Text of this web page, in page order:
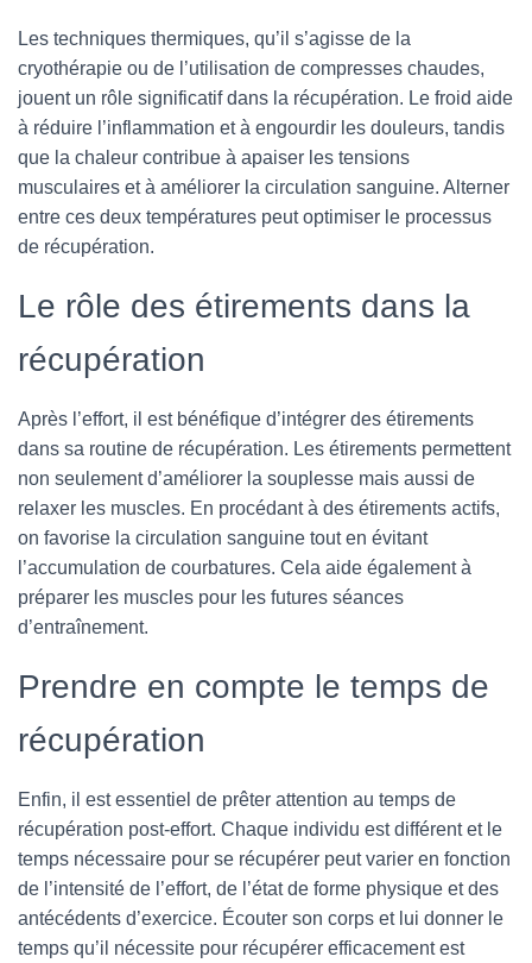
Les techniques thermiques, qu’il s’agisse de la
cryothérapie ou de l’utilisation de compresses chaudes,
jouent un rôle significatif dans la récupération. Le froid aide
à réduire l’inflammation et à engourdir les douleurs, tandis
que la chaleur contribue à apaiser les tensions
musculaires et à améliorer la circulation sanguine. Alterner
entre ces deux températures peut optimiser le processus
de récupération.
Le rôle des étirements dans la
récupération
Après l’effort, il est bénéfique d’intégrer des étirements
dans sa routine de récupération. Les étirements permettent
non seulement d’améliorer la souplesse mais aussi de
relaxer les muscles. En procédant à des étirements actifs,
on favorise la circulation sanguine tout en évitant
l’accumulation de courbatures. Cela aide également à
préparer les muscles pour les futures séances
d’entraînement.
Prendre en compte le temps de
récupération
Enfin, il est essentiel de prêter attention au temps de
récupération post-effort. Chaque individu est différent et le
temps nécessaire pour se récupérer peut varier en fonction
de l’intensité de l’effort, de l’état de forme physique et des
antécédents d’exercice. Écouter son corps et lui donner le
temps qu’il nécessite pour récupérer efficacement est